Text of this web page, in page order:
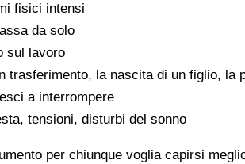
fisici intensi
da solo
sul lavoro
trasferimento, la nascita di un figlio, la
a interrompere
tensioni, disturbi del sonno
per chiunque voglia capirsi